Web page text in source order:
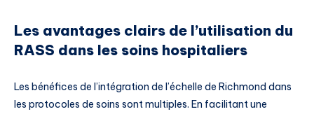
Les avantages clairs de l’utilisation du
RASS dans les soins hospitaliers
Les bénéfices de l’intégration de l’échelle de Richmond dans
les protocoles de soins sont multiples. En facilitant une